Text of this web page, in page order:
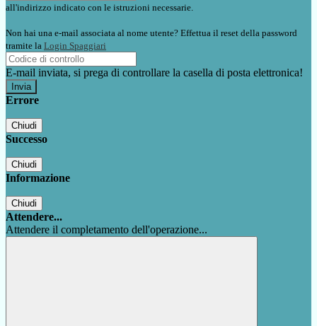
all'indirizzo indicato con le istruzioni necessarie.
Non hai una e-mail associata al nome utente? Effettua il reset della password
tramite la Login Spaggiari
E-mail inviata, si prega di controllare la casella di posta elettronica!
Errore
Chiudi
Successo
Chiudi
Informazione
Chiudi
Attendere...
Attendere il completamento dell'operazione...